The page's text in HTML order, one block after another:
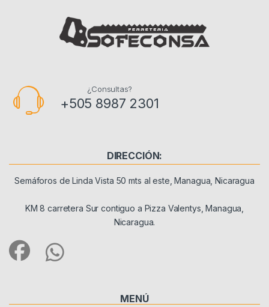
¿Consultas?
+505 8987 2301
DIRECCIÓN:
Semáforos de Linda Vista 50 mts al este, Managua, Nicaragua
KM 8 carretera Sur contiguo a Pizza Valentys, Managua,
Nicaragua.
MENÚ